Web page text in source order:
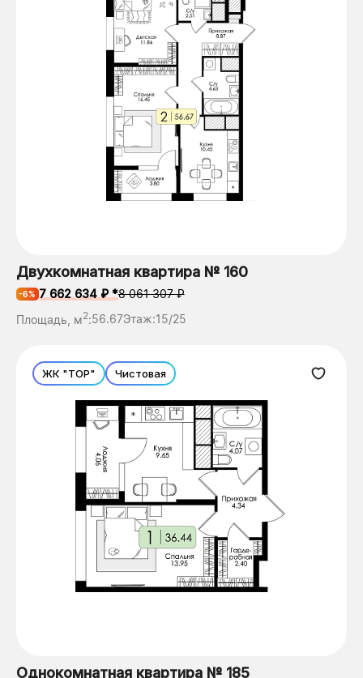
Двухкомнатная квартира № 160
-6% 7 662 634 ₽ *8 061 307 ₽
Площадь, м2:56.67Этаж:15/25
ЖК "ТОР" Чистовая
Однокомнатная квартира № 185